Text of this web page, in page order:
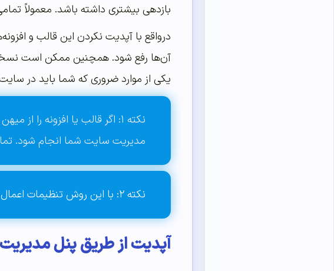
بازدهی بیشتری داشته باشد. معمولاً
درواقع با آپدیت نکردن این قالب و
آن‌ها رفع شود. همچنین ممکن است
یکی از موارد ضروری که شما باید در
نکته ۱: اگر قالب یا افزونه
مدیریت سایت شما انجام شود.
نکته ۲: با این روش تنظیمات اعمال شده روی قالب ها و افزونه ها به هیچ عنوان از دست نمی‌رود.
آپدیت از طریق پنل